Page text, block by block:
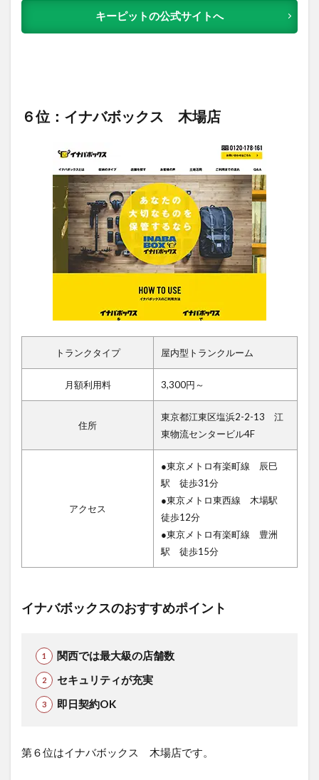
キーピットの公式サイトへ
６位：イナバボックス 木場店
トランクタイプ 屋内型トランクルーム
月額利用料 3,300円～
住所
東京都江東区塩浜2-2-13 江
東物流センタービル4F
アクセス
●東京メトロ有楽町線 辰巳
駅 徒歩31分
●東京メトロ東西線 木場駅
徒歩12分
●東京メトロ有楽町線 豊洲
駅 徒歩15分
イナバボックスのおすすめポイント
関西では最大級の店舗数
セキュリティが充実
即日契約OK
第６位はイナバボックス 木場店です。